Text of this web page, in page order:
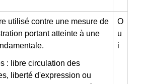
utilisé contre une mesure de
portant atteinte à une
: libre circulation des
liberté d'expression ou
O
u
i